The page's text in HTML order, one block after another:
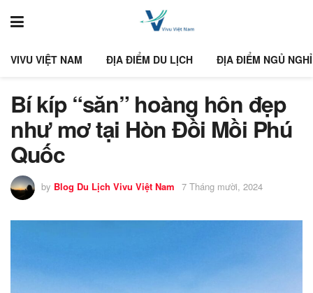
VIVU VIỆT NAM ĐỊA ĐIỂM DU LỊCH ĐỊA ĐIỂM NGỦ NGHỈ
Bí kíp “săn” hoàng hôn đẹp
như mơ tại Hòn Đồi Mồi Phú
Quốc
by Blog Du Lịch Vivu Việt Nam 7 Tháng mười, 2024